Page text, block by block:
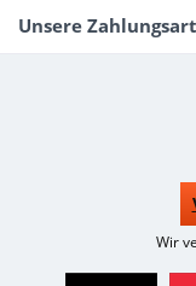
Unsere
Wir